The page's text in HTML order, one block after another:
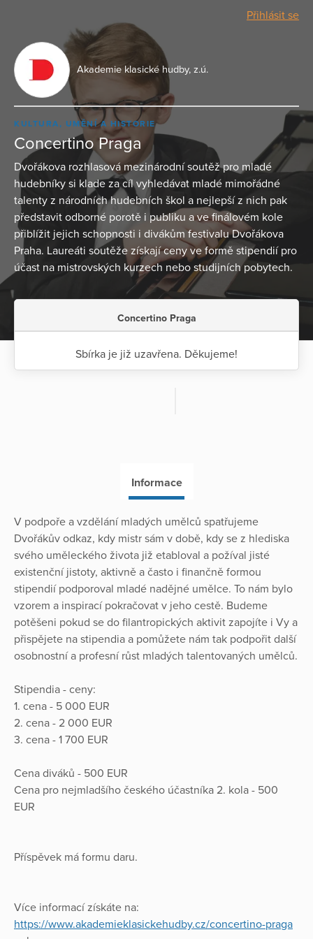
Přihlásit se
Akademie klasické hudby, z.ú.
KULTURA, UMĚNÍ A HISTORIE
Concertino Praga
Dvořákova rozhlasová mezinárodní soutěž pro mladé
hudebníky si klade za cíl vyhledávat mladé mimořádné
talenty z národních hudebních škol a nejlepší z nich pak
představit odborné porotě i publiku a ve finálovém kole
přiblížit jejich schopnosti i divákům festivalu Dvořákova
Praha. Laureáti soutěže získají ceny ve formě stipendií pro
účast na mistrovských kurzech nebo studijních pobytech.
Concertino Praga
Sbírka je již uzavřena. Děkujeme!
Informace
V podpoře a vzdělání mladých umělců spatřujeme
Dvořákův odkaz, kdy mistr sám v době, kdy se z hlediska
svého uměleckého života již etabloval a požíval jisté
existenční jistoty, aktivně a často i finančně formou
stipendií podporoval mladé nadějné umělce. To nám bylo
vzorem a inspirací pokračovat v jeho cestě. Budeme
potěšeni pokud se do filantropických aktivit zapojíte i Vy a
přispějete na stipendia a pomůžete nám tak podpořit další
osobnostní a profesní růst mladých talentovaných umělců.
Stipendia - ceny:
1. cena - 5 000 EUR
2. cena - 2 000 EUR
3. cena - 1 700 EUR
Cena diváků - 500 EUR
Cena pro nejmladšího českého účastníka 2. kola - 500
EUR
Příspěvek má formu daru.
Více informací získáte na:
https://www.akademieklasickehudby.cz/concertino-praga